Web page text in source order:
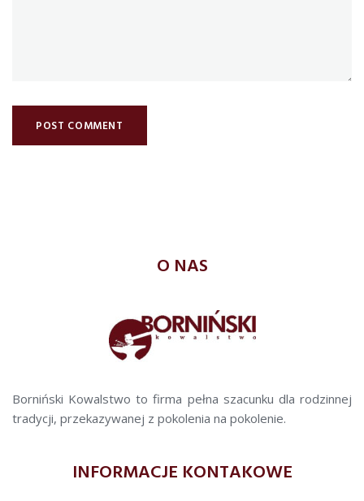
O NAS
Borniński Kowalstwo to firma pełna szacunku dla rodzinnej
tradycji, przekazywanej z pokolenia na pokolenie.
INFORMACJE KONTAKOWE